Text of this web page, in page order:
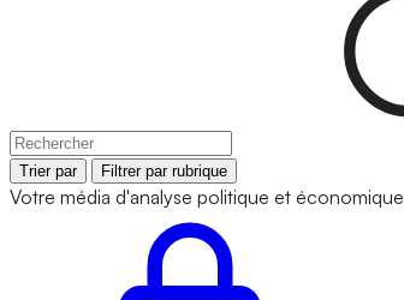
Trier par Filtrer par rubrique
Votre média d'analyse politique et économique